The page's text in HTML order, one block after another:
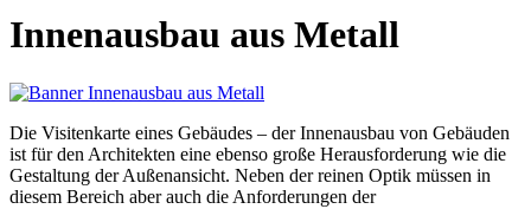
Innenausbau aus Metall
Die Visitenkarte eines Gebäudes – der Innenausbau von Gebäuden
ist für den Architekten eine ebenso große Herausforderung wie die
Gestaltung der Außenansicht. Neben der reinen Optik müssen in
diesem Bereich aber auch die Anforderungen der